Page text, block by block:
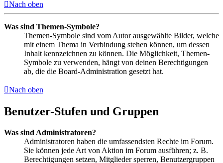
Nach oben
Was sind Themen-Symbole?
Themen-Symbole sind vom Autor ausgewählte Bilder, welche
mit einem Thema in Verbindung stehen können, um dessen
Inhalt kennzeichnen zu können. Die Möglichkeit, Themen-
Symbole zu verwenden, hängt von deinen Berechtigungen
ab, die die Board-Administration gesetzt hat.
Nach oben
Benutzer-Stufen und Gruppen
Was sind Administratoren?
Administratoren haben die umfassendsten Rechte im Forum.
Sie können jede Art von Aktion im Forum ausführen; z. B.
Berechtigungen setzen, Mitglieder sperren, Benutzergruppen